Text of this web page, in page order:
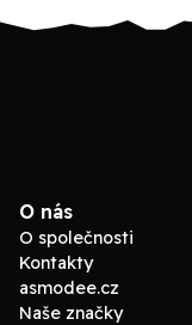
O nás
O společnosti
Kontakty
asmodee.cz
Naše značky